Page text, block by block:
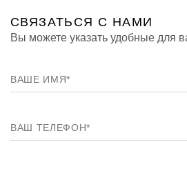
СВЯЗАТЬСЯ С НАМИ
Вы можете указать удобные для